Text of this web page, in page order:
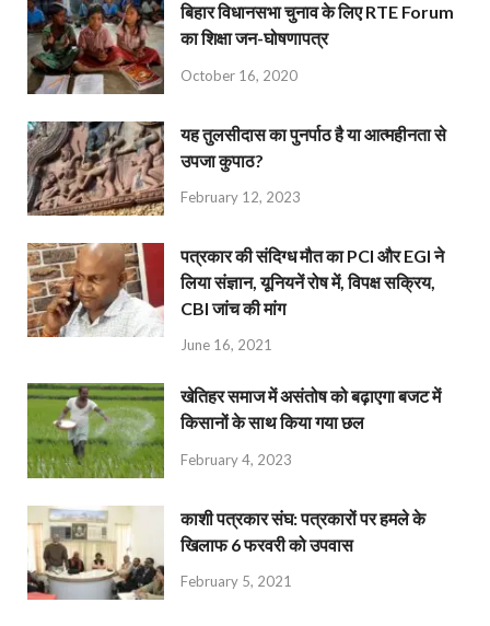
बिहार विधानसभा चुनाव के लिए RTE Forum
का शिक्षा जन-घोषणापत्र
October 16, 2020
यह तुलसीदास का पुनर्पाठ है या आत्महीनता से
उपजा कुपाठ?
February 12, 2023
पत्रकार की संदिग्ध मौत का PCI और EGI ने
लिया संज्ञान, यूनियनें रोष में, विपक्ष सक्रिय,
CBI जांच की मांग
June 16, 2021
खेतिहर समाज में असंतोष को बढ़ाएगा बजट में
किसानों के साथ किया गया छल
February 4, 2023
काशी पत्रकार संघ: पत्रकारों पर हमले के
खिलाफ 6 फरवरी को उपवास
February 5, 2021